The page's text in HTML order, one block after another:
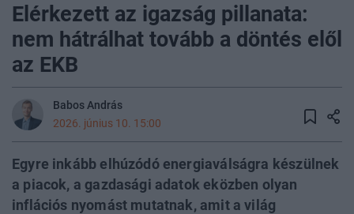
Elérkezett az igazság pillanata:
nem hátrálhat tovább a döntés elől
az EKB
Babos András
2026. június 10. 15:00
Egyre inkább elhúzódó energiaválságra készülnek
a piacok, a gazdasági adatok eközben olyan
inflációs nyomást mutatnak, amit a világ